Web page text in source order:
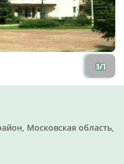
1/1
Московская область,